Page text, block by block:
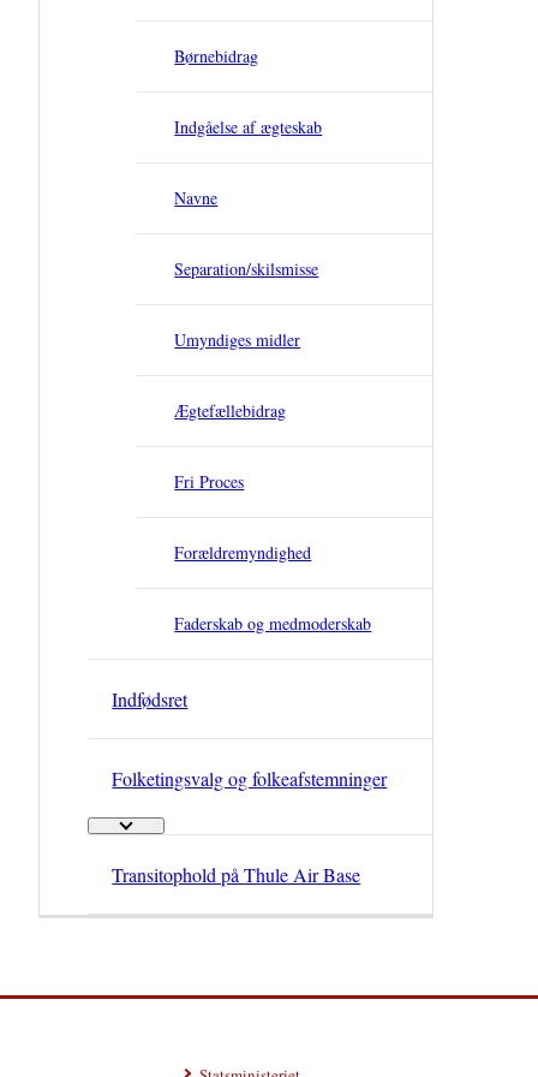
Børnebidrag
Indgåelse af ægteskab
Navne
Separation/skilsmisse
Umyndiges midler
Ægtefællebidrag
Fri Proces
Forældremyndighed
Faderskab og medmoderskab
Indfødsret
Folketingsvalg og folkeafstemninger
Folketingsvalg og folkeafstemninger - Flere links
Transitophold på Thule Air Base